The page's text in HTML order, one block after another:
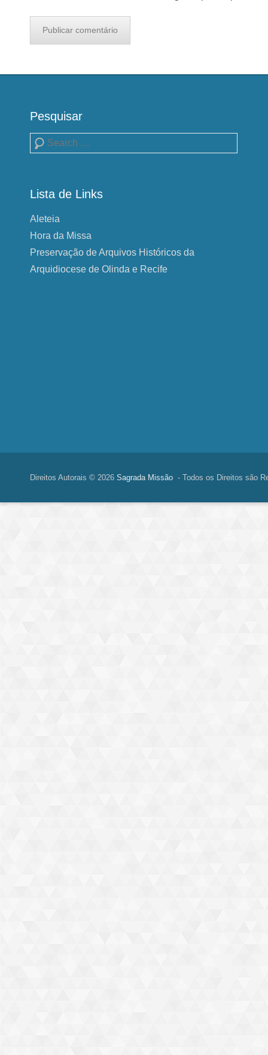
Pesquisar
Pesquisa
Lista de Links
Aleteia
Hora da Missa
Preservação de Arquivos Históricos da
Arquidiocese de Olinda e Recife
Direitos Autorais © 2026 Sagrada Missão - Todos os Direitos são